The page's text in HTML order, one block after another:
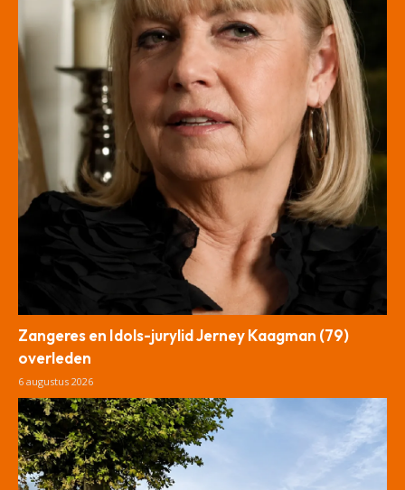
Zangeres en Idols-jurylid Jerney Kaagman (79)
overleden
6 augustus 2026